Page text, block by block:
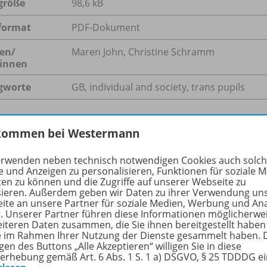
98,6 kB
PDF-Dokument
Maren John, Christine Schramm
GB, individual and society, trans pupils
der Lernlinie ist die Schulung der
der sprachlichen Mittel erkennen die Lernenden, dass
darstellt, ohne konkret Stellung zu beziehen.
bei Westermann
neben technisch notwendigen Cookies auch
und Anzeigen zu personalisieren, Funktionen für soziale
zu können und die Zugriffe auf unserer Webseite zu
Außerdem geben wir Daten zu ihrer Verwendung
an unsere Partner für soziale Medien, Werbung und
Unserer Partner führen diese Informationen
Daten zusammen, die Sie ihnen bereitgestellt
im Rahmen Ihrer Nutzung der Dienste gesammelt haben.
des Buttons „Alle Akzeptieren“ willigen Sie in diese
gemäß Art. 6 Abs. 1 S. 1 a) DSGVO, § 25 TDDDG